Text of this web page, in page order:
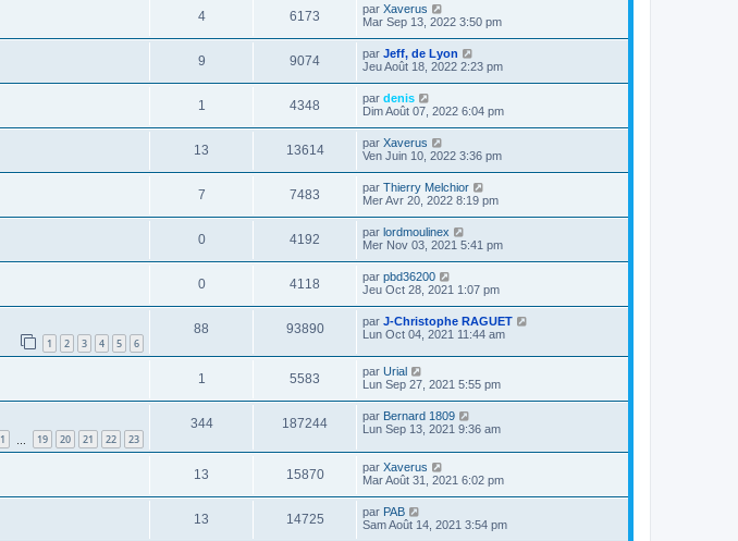
4 6173 par Xaverus
Mar Sep 13, 2022 3:50 pm
9 9074 par Jeff, de Lyon
Jeu Août 18, 2022 2:23 pm
1 4348 par denis
Dim Août 07, 2022 6:04 pm
13 13614 par Xaverus
Ven Juin 10, 2022 3:36 pm
7 7483 par Thierry Melchior
Mer Avr 20, 2022 8:19 pm
0 4192 par lordmoulinex
Mer Nov 03, 2021 5:41 pm
0 4118 par pbd36200
Jeu Oct 28, 2021 1:07 pm
1 2 3 4 5 6
88 93890 par J-Christophe RAGUET
Lun Oct 04, 2021 11:44 am
1 5583 par Urial
Lun Sep 27, 2021 5:55 pm
1 19 20 21 22 23
344 187244 par Bernard 1809
Lun Sep 13, 2021 9:36 am
13 15870 par Xaverus
Mar Août 31, 2021 6:02 pm
13 14725 par PAB
Sam Août 14, 2021 3:54 pm